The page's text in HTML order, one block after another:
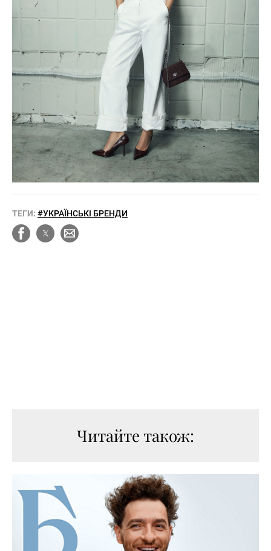
ТЕГИ: #УКРАЇНСЬКІ БРЕНДИ
Читайте також: